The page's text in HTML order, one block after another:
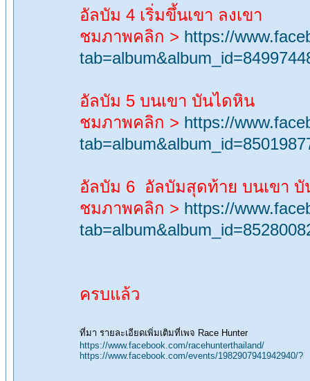
อัลบัม 4 เริ่มขึ้นเขา ลงเขา
ชมภาพคลิก > https://
อัลบัม 5 บนเขา บันไดหิน
ชมภาพคลิก > https://
อัลบัม 6 อัลบัมสุดท้าย บนเขา
ชมภาพคลิก > https://
ครบแล้ว
ที่มา รายละเอียดเพิ่มเติมที่เพจ Race Hunter
https://www.facebook.com/racehunterthailand/
https://www.facebook.com/events/1982907941942940/?